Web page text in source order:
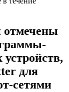
отмечены
для
сетями